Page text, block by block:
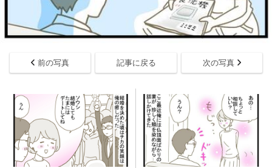
前の写真 記事に戻る 次の写真